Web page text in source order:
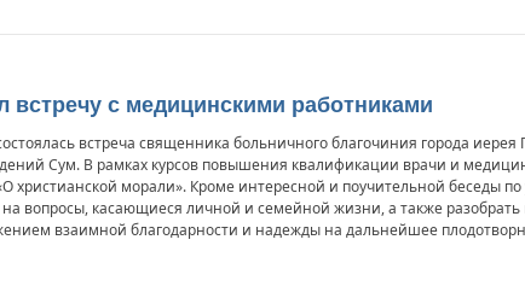
с медицинскими работниками
встреча священника больничного благочиния города иерея
Сум. В рамках курсов повышения квалификации врачи и
христианской морали». Кроме интересной и поучительной беседы по
вопросы, касающиеся личной и семейной жизни, а также разобрать
взаимной благодарности и надежды на дальнейшее